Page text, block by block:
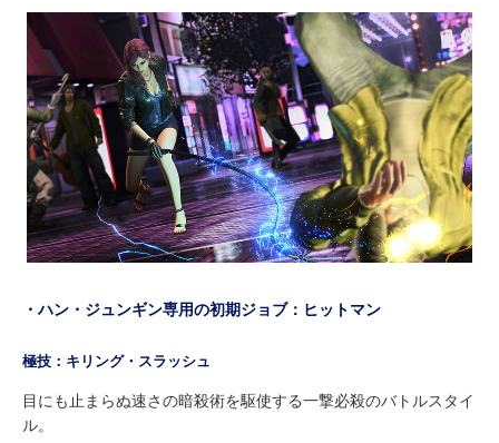
・ハン・ジュンギン専用の初期ジョブ：ヒットマン
極技：キリング・スラッシュ
目にも止まらぬ速さの暗殺術を駆使する一撃必殺のバトルスタイ
ル。